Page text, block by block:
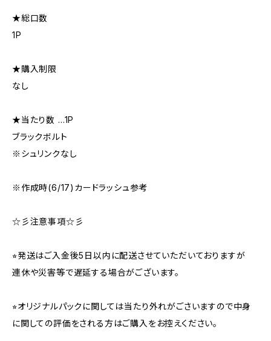
★総口数
1P
★購入制限
なし
★当たり数 …1P
ブラックボルト
※シュリンクなし
※作成時(6/17)カードラッシュ参考
☆彡注意事項☆彡
⭐︎発送はご入金後5日以内に配送させていただいておりますが
連休や災害等で遅延する場合がございます。
⭐︎オリジナルパックに関しては当たり外れがごさいますので中身
に関しての評価をされる方はご購入をお控えください。